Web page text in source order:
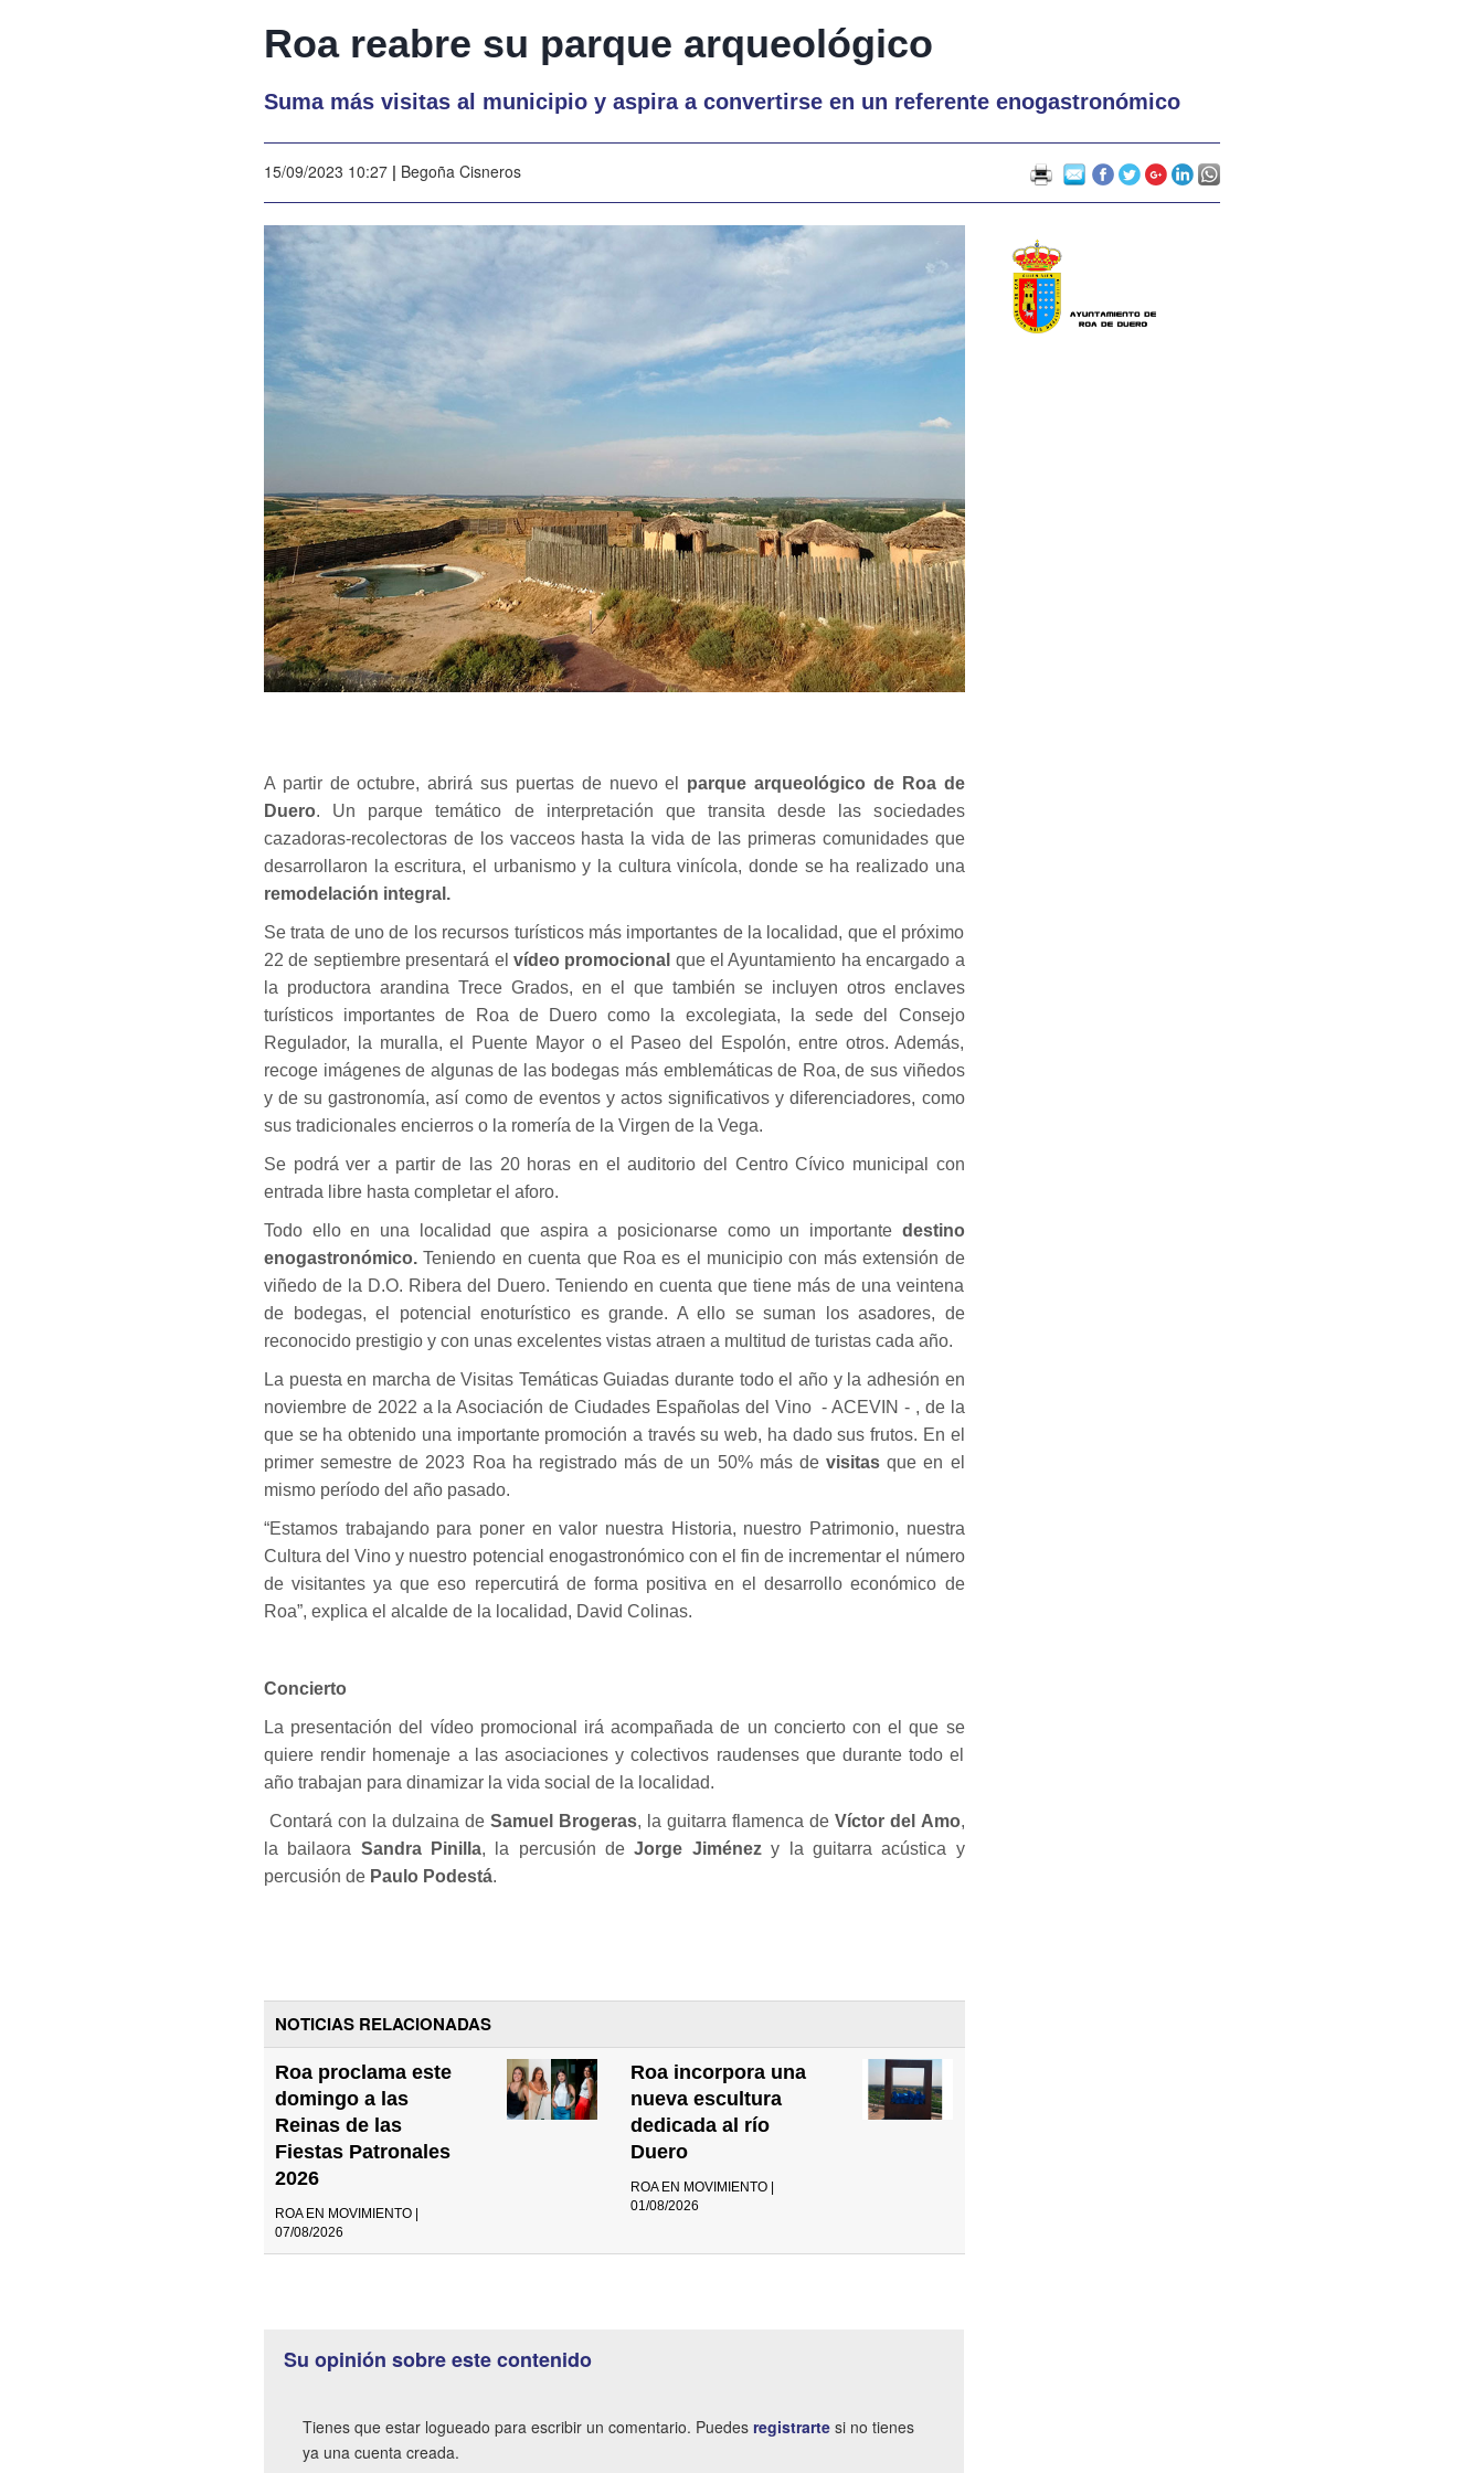
Roa reabre su parque arqueológico
Suma más visitas al municipio y aspira a convertirse en un referente enogastronómico
15/09/2023 10:27 | Begoña Cisneros
A partir de octubre, abrirá sus puertas de nuevo el
parque arqueológico de Roa de
Duero. Un parque temático de interpretación que transita desde las sociedades
cazadoras-recolectoras de los vacceos hasta la vida de las primeras comunidades que
desarrollaron la escritura, el urbanismo y la cultura vinícola, donde se ha realizado una
remodelación integral.
Se trata de uno de los recursos turísticos más importantes de la localidad, que el próximo
22 de septiembre presentará el vídeo promocional que el Ayuntamiento ha encargado a
la productora arandina Trece Grados, en el que también se incluyen otros enclaves
turísticos importantes de Roa de Duero como la excolegiata, la sede del Consejo
Regulador, la muralla, el Puente Mayor o el Paseo del Espolón, entre otros. Además,
recoge imágenes de algunas de las bodegas más emblemáticas de Roa, de sus viñedos
y de su gastronomía, así como de eventos y actos significativos y diferenciadores, como
sus tradicionales encierros o la romería de la Virgen de la Vega.
Se podrá ver a partir de las 20 horas en el auditorio del Centro Cívico municipal con
entrada libre hasta completar el aforo.
Todo ello en una localidad que aspira a posicionarse como un importantedestino
enogastronómico. Teniendo en cuenta que Roa es el municipio con más extensión de
viñedo de la D.O. Ribera del Duero. Teniendo en cuenta que tiene más de una veintena
de bodegas, el potencial enoturístico es grande. A ello se suman los asadores, de
reconocido prestigio y con unas excelentes vistas atraen a multitud de turistas cada año.
La puesta en marcha de Visitas Temáticas Guiadas durante todo el año y la adhesión en
noviembre de 2022 a la Asociación de Ciudades Españolas del Vino - ACEVIN - , de la
que se ha obtenido una importante promoción a través su web, ha dado sus frutos. En el
primer semestre de 2023 Roa ha registrado más de un 50% más devisitas que en el
mismo período del año pasado.
“Estamos trabajando para poner en valor nuestra Historia, nuestro Patrimonio, nuestra
Cultura del Vino y nuestro potencial enogastronómico con el fin de incrementar el número
de visitantes ya que eso repercutirá de forma positiva en el desarrollo económico de
Roa”, explica el alcalde de la localidad, David Colinas.
Concierto
La presentación del vídeo promocional irá acompañada de un concierto con el que se
quiere rendir homenaje a las asociaciones y colectivos raudenses que durante todo el
año trabajan para dinamizar la vida social de la localidad.
Contará con la dulzaina deSamuel Brogeras, la guitarra flamenca deVíctor del Amo,
la bailaora Sandra Pinilla, la percusión deJorge Jiménezy la guitarra acústica y
percusión de Paulo Podestá.
NOTICIAS RELACIONADAS
Roa proclama este
domingo a las
Reinas de las
Fiestas Patronales
2026
ROA EN MOVIMIENTO |
07/08/2026
Roa incorpora una
nueva escultura
dedicada al río
Duero
ROA EN MOVIMIENTO |
01/08/2026
Su opinión sobre este contenido
Tienes que estar logueado para escribir un comentario. Puedes registrarte si no tienes
ya una cuenta creada.